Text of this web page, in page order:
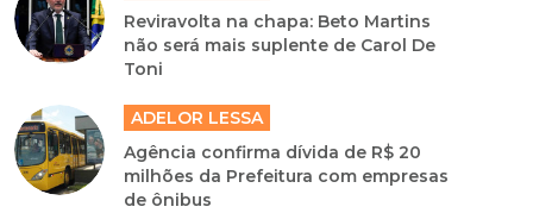
Reviravolta na chapa: Beto Martins
não será mais suplente de Carol De
Toni
ADELOR LESSA
Agência confirma dívida de R$ 20
milhões da Prefeitura com empresas
de ônibus